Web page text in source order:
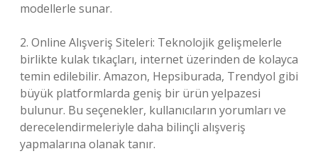
modellerle sunar.
2. Online Alışveriş Siteleri: Teknolojik gelişmelerle
birlikte kulak tıkaçları, internet üzerinden de kolayca
temin edilebilir. Amazon, Hepsiburada, Trendyol gibi
büyük platformlarda geniş bir ürün yelpazesi
bulunur. Bu seçenekler, kullanıcıların yorumları ve
derecelendirmeleriyle daha bilinçli alışveriş
yapmalarına olanak tanır.